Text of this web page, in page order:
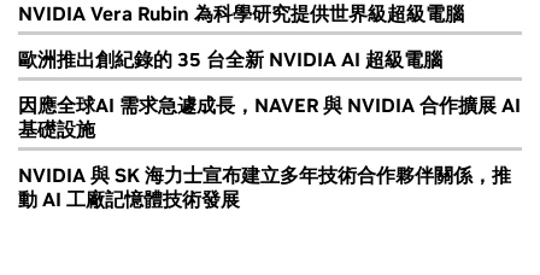
NVIDIA Vera Rubin 為科學研究提供世界級超級電腦
歐洲推出創紀錄的 35 台全新 NVIDIA AI 超級電腦
因應全球AI 需求急遽成長，NAVER 與 NVIDIA 合作擴展 AI
基礎設施
NVIDIA 與 SK 海力士宣布建立多年技術合作夥伴關係，推
動 AI 工廠記憶體技術發展